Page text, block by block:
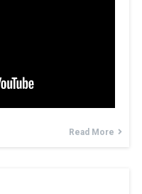
Read More